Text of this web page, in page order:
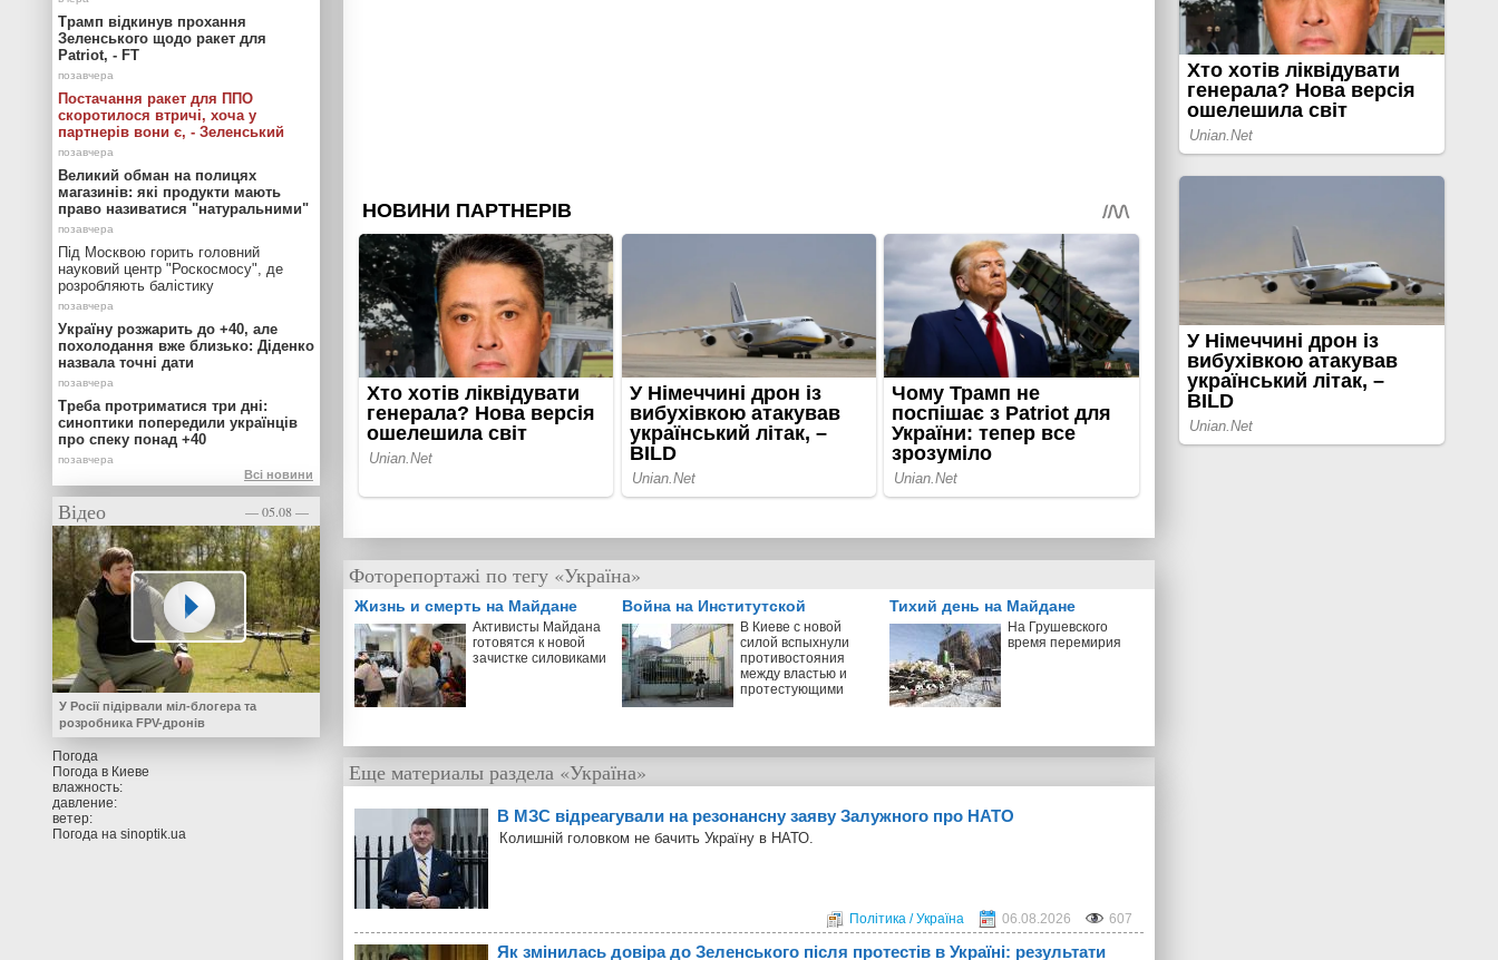
Фоторепортажі по тегу «Україна»
Жизнь и смерть на Майдане
Активисты Майдана
готовятся к новой
зачистке силовиками
Война на Институтской
В Киеве с новой
силой вспыхнули
противостояния
между властью и
протестующими
Тихий день на Майдане
На Грушевского
время перемирия
Еще материалы раздела «Україна»
В МЗС відреагували на резонансну заяву Залужного про НАТО
Колишній головком не бачить Україну в НАТО.
Політика / Україна 06.08.2026 607
Як змінилась довіра до Зеленського після протестів в Україні: результати
Трамп відкинув прохання
Зеленського щодо ракет для
Patriot, - FT
Постачання ракет для ППО
скоротилося втричі, хоча у
партнерів вони є, - Зеленський
Великий обман на полицях
магазинів: які продукти мають
право називатися "натуральними"
Під Москвою горить головний
науковий центр "Роскосмосу", де
розробляють балістику
Україну розжарить до +40, але
похолодання вже близько: Діденко
назвала точні дати
Треба протриматися три дні:
синоптики попередили українців
про спеку понад +40
Всі новини
Відео — 05.08 —
У Росії підірвали міл-блогера та
розробника FPV-дронів
Погода
Погода в Киеве
влажность:
давление:
ветер:
Погода на sinoptik.ua